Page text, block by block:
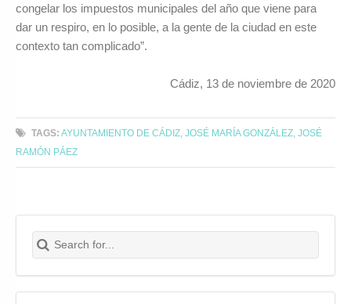
congelar los impuestos municipales del año que viene para
dar un respiro, en lo posible, a la gente de la ciudad en este
contexto tan complicado”.
Cádiz, 13 de noviembre de 2020
TAGS: AYUNTAMIENTO DE CÁDIZ ,JOSÉ MARÍA GONZÁLEZ ,JOSÉ
RAMÓN PÁEZ
Search for:
Buscar